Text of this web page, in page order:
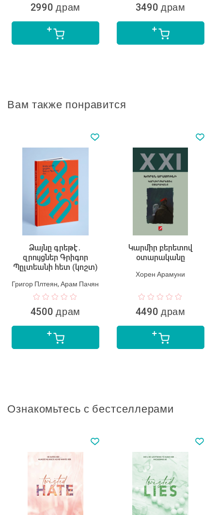
2990 драм 3490 драм
Вам также понравится
Ձայնը գրեթէ․
զրույցներ Գրիգոր
Պըլտեանի հետ (կոշտ)
Григор Плтеян, Арам Пачян
4500 драм
Կարմիր բերետով
օտարականը
Хорен Арамуни
4490 драм
Ознакомьтесь с бестселлерами